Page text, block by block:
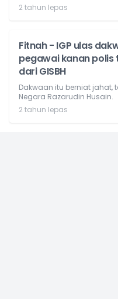
2 tahun lepas
Fitnah - IGP ulas
pegawai kanan polis
dari GISBH
Dakwaan itu berniat jahat,
Negara Razarudin Husain.
2 tahun lepas